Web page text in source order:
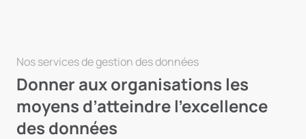
Nos services de gestion des données
Donner aux organisations les
moyens d’atteindre l’excellence
des données